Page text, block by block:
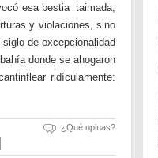
esa bestia taimada,
y violaciones, sino
de excepcionalidad
donde se ahogaron
ridículamente:
¿Qué opinas?